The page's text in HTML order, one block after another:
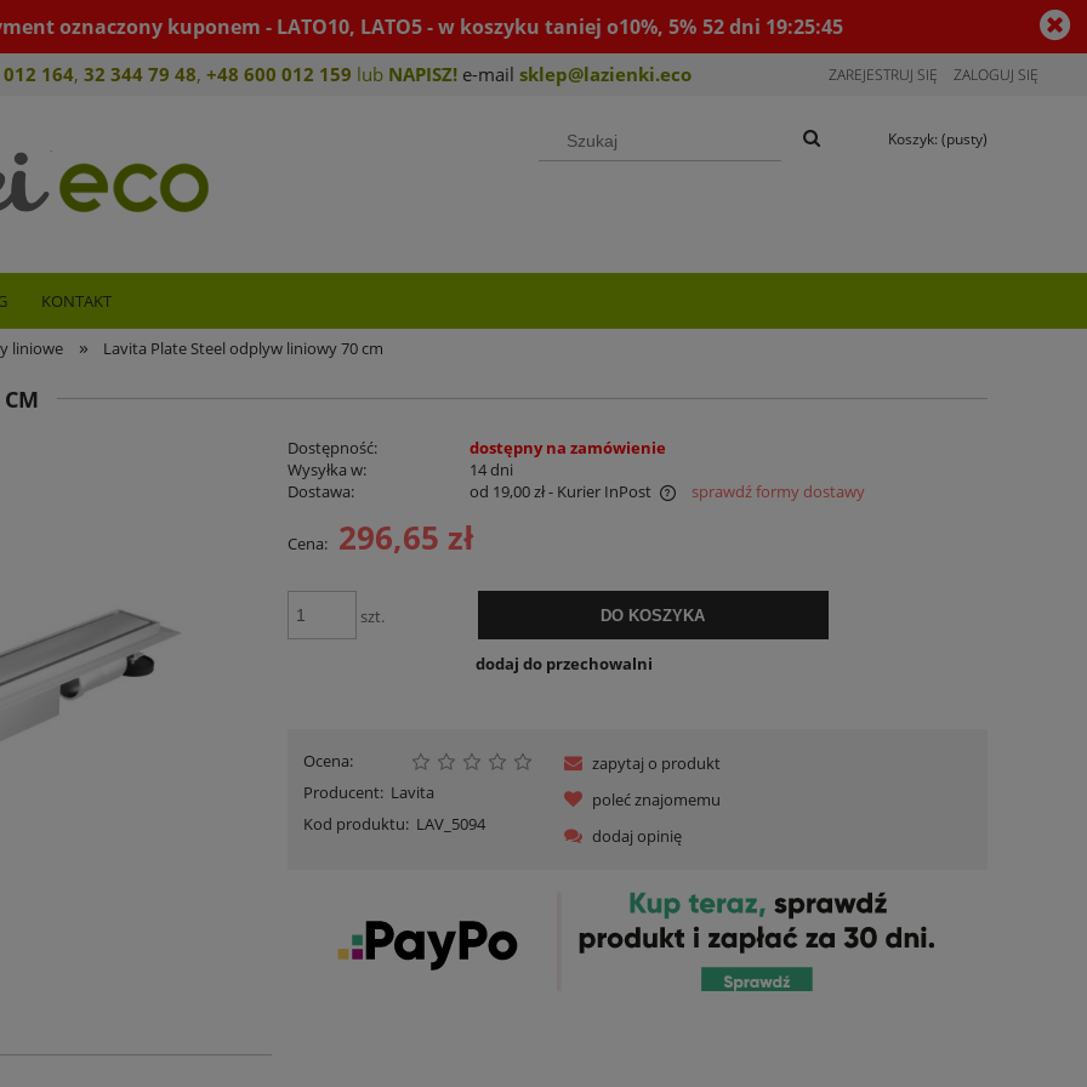
oznaczony kuponem - LATO10, LATO5 - w koszyku taniej o10%, 5% 52dni 19:25:44
164, 32 344 79 48, +48 600 012 159 lub NAPISZ! e-mail sklep@lazienki.eco ZAREJESTRUJ SIĘ ZALOGUJ SIĘ
Koszyk: (pusty)
KONTAKT
liniowe » Lavita Plate Steel odplyw liniowy 70 cm
Dostępność:
dostępny na zamówienie
Wysyłka w:
14 dni
Dostawa:
od 19,00 zł- Kurier InPost
Cena nie zawiera ewentualnych kosztów
sprawdź formy dostawy
Cena: 296,65 zł
szt. DO KOSZYKA
dodaj do przechowalni
Ocena:
Producent: Lavita
Kod produktu: LAV_5094
zapytaj o produkt
poleć znajomemu
dodaj opinię